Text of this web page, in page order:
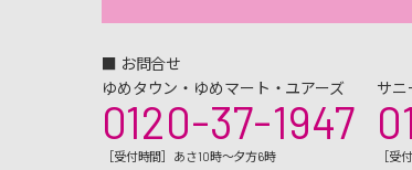
■ お問合せ
ゆめタウン・ゆめマート・ユアーズ
0120-37-1947
［受付時間］あさ10時～夕方6時
サニ
［受